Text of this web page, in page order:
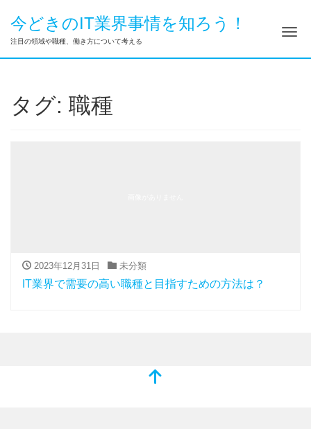
今どきのIT業界事情を知ろう！
注目の領域や職種、働き方について考える ナ
タグ: 職種
2023年12月31日 未分類
IT業界で需要の高い職種と目指すための方法は？